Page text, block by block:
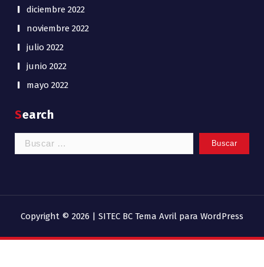
diciembre 2022
noviembre 2022
julio 2022
junio 2022
mayo 2022
Search
Buscar:
Copyright © 2026 | SITEC BC Tema Avril para WordPress